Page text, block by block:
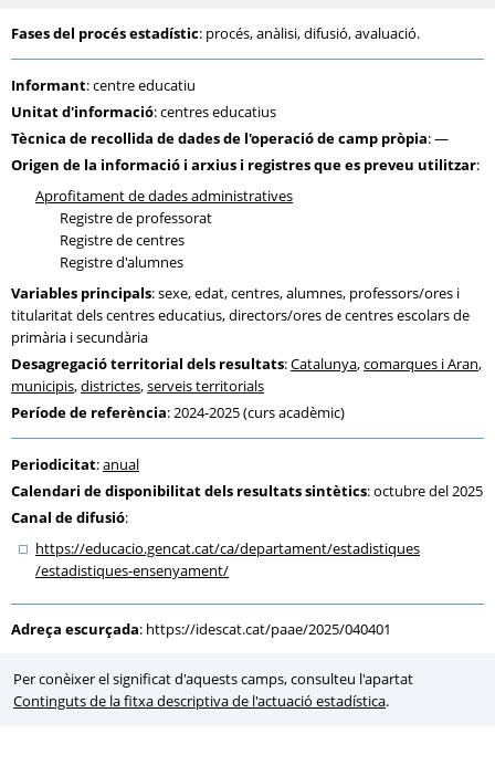
Fases del procés estadístic: procés, anàlisi, difusió, avaluació.
Informant: centre educatiu
Unitat d'informació: centres educatius
Tècnica de recollida de dades de l'operació de camp pròpia: —
Origen de la informació i arxius i registres que es preveu utilitzar:
Aprofitament de dades administratives
Registre de professorat
Registre de centres
Registre d'alumnes
Variables principals: sexe, edat, centres, alumnes, professors/ores i
titularitat dels centres educatius, directors/ores de centres escolars de
primària i secundària
Desagregació territorial dels resultats:Catalunya,comarques i Aran,
municipis,districtes,serveis territorials
Període de referència: 2024-2025 (curs acadèmic)
Periodicitat:anual
Calendari de disponibilitat dels resultats sintètics: octubre del 2025
Canal de difusió:
https://educacio.gencat.cat/ca/departament/estadistiques
/estadistiques-ensenyament/
Adreça escurçada: https://idescat.cat/paae/2025/040401
Per conèixer el significat d'aquests camps, consulteu l'apartat
Continguts de la fitxa descriptiva de l'actuació estadística.